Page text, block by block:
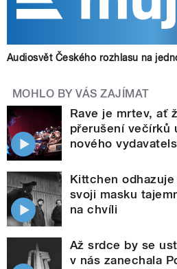
Audiosvět Českého rozhlasu na
MOHLO BY VÁS ZAJÍMAT
Rave je mrtev, ať
přerušení večírků
nového
Kittchen
svoji masku
na chvíli
Až srdce by se
v nás zanechala